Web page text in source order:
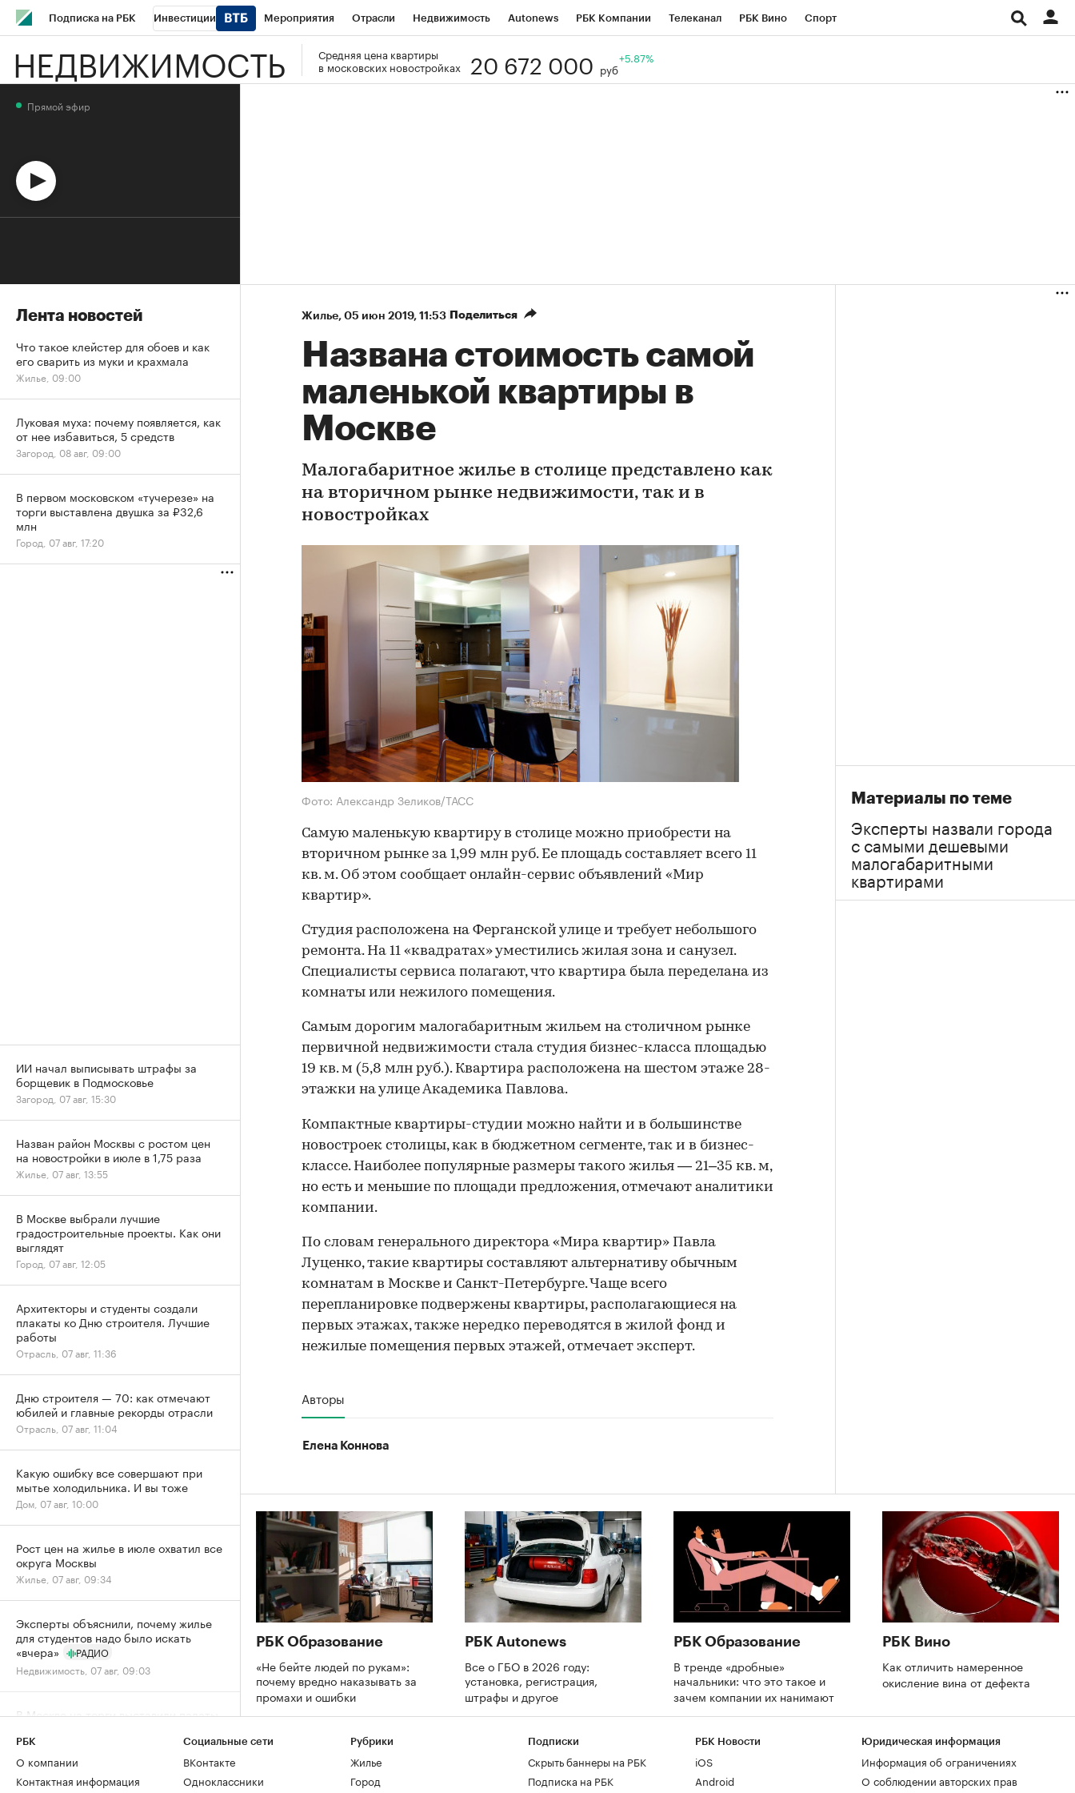
Подписка на РБК Инвестиции Мероприятия Отрасли Недвижимость Autonews РБК Компании Телеканал РБК Вино Спорт
Школа управления РБК РБК Образование РБК Курсы РБК Life Тренды Национальные проекты
НЕДВИЖИМОСТЬ
Средняя цена квартиры
в московских новостройках
20 672 000 руб
+5.87%
Жилье⁠, 05 июн 2019, 11:53 Поделиться
Названа стоимость самой
маленькой квартиры в
Москве
Малогабаритное жилье в столице представлено как
на вторичном рынке недвижимости, так и в
новостройках
Фото: Александр Зеликов/ТАСС
Самую маленькую квартиру в столице можно приобрести на
вторичном рынке за 1,99 млн руб. Ее площадь составляет всего 11
кв. м. Об этом сообщает онлайн-сервис объявлений «Мир
квартир».
Студия расположена на Ферганской улице и требует небольшого
ремонта. На 11 «квадратах» уместились жилая зона и санузел.
Специалисты сервиса полагают, что квартира была переделана из
комнаты или нежилого помещения.
Самым дорогим малогабаритным жильем на столичном рынке
первичной недвижимости стала студия бизнес-класса площадью
19 кв. м (5,8 млн руб.). Квартира расположена на шестом этаже 28-
этажки на улице Академика Павлова.
Компактные квартиры-студии можно найти и в большинстве
новостроек столицы, как в бюджетном сегменте, так и в бизнес-
классе. Наиболее популярные размеры такого жилья — 21–35 кв. м,
но есть и меньшие по площади предложения, отмечают аналитики
компании.
По словам генерального директора «Мира квартир» Павла
Луценко, такие квартиры составляют альтернативу обычным
комнатам в Москве и Санкт-Петербурге. Чаще всего
перепланировке подвержены квартиры, располагающиеся на
первых этажах, также нередко переводятся в жилой фонд и
нежилые помещения первых этажей, отмечает эксперт.
Авторы
Елена Коннова
Материалы по теме
Эксперты назвали города
с самыми дешевыми
малогабаритными
квартирами
РБК Образование
«Не бейте людей по рукам»:
почему вредно наказывать за
промахи и ошибки
РБК Autonews
Все о ГБО в 2026 году:
установка, регистрация,
штрафы и другое
РБК Образование
В тренде «дробные»
начальники: что это такое и
зачем компании их нанимают
РБК Вино
Как отличить намеренное
окисление вина от дефекта
Прямой эфир
Лента новостей
Что такое клейстер для обоев и как
его сварить из муки и крахмала
Жилье, 09:00
Луковая муха: почему появляется, как
от нее избавиться, 5 средств
Загород, 08 авг, 09:00
В первом московском «тучерезе» на
торги выставлена двушка за ₽32,6
млн
Город, 07 авг, 17:20
ИИ начал выписывать штрафы за
борщевик в Подмосковье
Загород, 07 авг, 15:30
Назван район Москвы с ростом цен
на новостройки в июле в 1,75 раза
Жилье, 07 авг, 13:55
В Москве выбрали лучшие
градостроительные проекты. Как они
выглядят
Город, 07 авг, 12:05
Архитекторы и студенты создали
плакаты ко Дню строителя. Лучшие
работы
Отрасль, 07 авг, 11:36
Дню строителя — 70: как отмечают
юбилей и главные рекорды отрасли
Отрасль, 07 авг, 11:04
Какую ошибку все совершают при
мытье холодильника. И вы тоже
Дом, 07 авг, 10:00
Рост цен на жилье в июле охватил все
округа Москвы
Жилье, 07 авг, 09:34
Эксперты объяснили, почему жилье
для студентов надо было искать
«вчера»
РАДИО
Недвижимость, 07 авг, 09:03
В Москве на торги выставили палаты
Город, 06 авг, 18:07
Собянин заявил о максимальном за
РБК
О компании
Контактная информация
Социальные сети
ВКонтакте
Одноклассники
Рубрики
Жилье
Город
Подписки
Скрыть баннеры на РБК
Подписка на РБК
РБК Новости
iOS
Android
Юридическая информация
Информация об ограничениях
О соблюдении авторских прав